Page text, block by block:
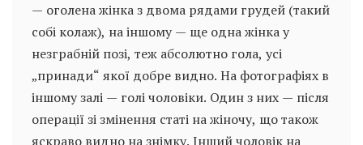
— оголена жінка з двома рядами грудей (такий
собі колаж), на іншому — ще одна жінка у
незграбній позі, теж абсолютно гола, усі
„принади“ якої добре видно. На фотографіях в
іншому залі — голі чоловіки. Один з них — після
операції зі змінення статі на жіночу, що також
яскраво видно на знімку. Інший чоловік на